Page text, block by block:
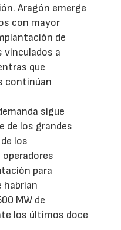
Aragón emerge
con mayor
de
vinculados a
que
continúan
sigue
de los grandes
los
para
habrían
MW de
los últimos doce